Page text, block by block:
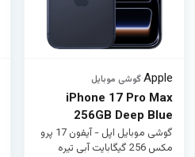
Apple
·گوشی موبایل
iPhone 17 Pro Max
256GB Deep Blue
گوشی موبایل اپل - آیفون 17 پرو
مکس 256 گیگابایت آبی تیره